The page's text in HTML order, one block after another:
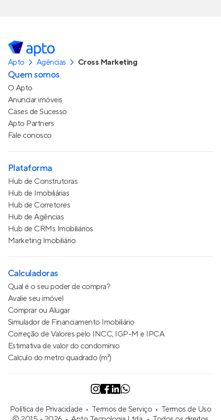
Apto Agências Cross Marketing
Quem somos
O Apto
Anunciar imóveis
Cases de Sucesso
Apto Partners
Fale conosco
Plataforma
Hub de Construtoras
Hub de Imobiliárias
Hub de Corretores
Hub de Agências
Hub de CRMs Imobiliários
Marketing Imobiliário
Calculadoras
Qual é o seu poder de compra?
Avalie seu imóvel
Comprar ou Alugar
Simulador de Financiamento Imobiliário
Correção de Valores pelo INCC, IGP-M e IPCA
Estimativa de valor do condomínio
Calculo do metro quadrado (m²)
Política de Privacidade Termos de Serviço
Termos de Uso